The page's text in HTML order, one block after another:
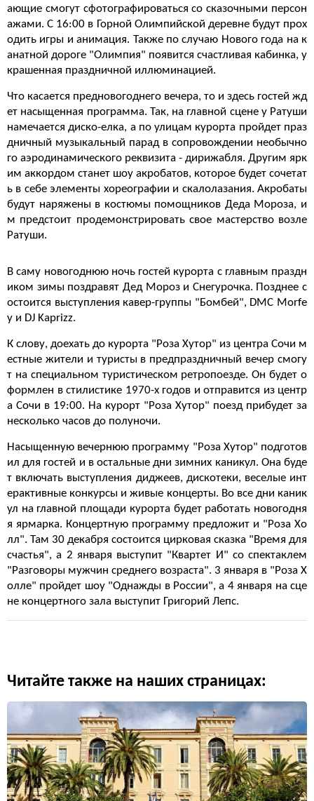
ающие смогут сфотографироваться со сказочными персон
ажами. С 16:00 в Горной Олимпийской деревне будут прох
одить игры и анимация. Также по случаю Нового года на к
анатной дороге "Олимпия" появится счастливая кабинка, у
крашенная праздничной иллюминацией.
Что касается предновогоднего вечера, то и здесь гостей жд
ет насыщенная программа. Так, на главной сцене у Ратуши
намечается диско-елка, а по улицам курорта пройдет праз
дничный музыкальный парад в сопровождении необычно
го аэродинамического реквизита - дирижабля. Другим ярк
им аккордом станет шоу акробатов, которое будет сочетат
ь в себе элементы хореографии и скалолазания. Акробаты
будут наряжены в костюмы помощников Деда Мороза, и
м предстоит продемонстрировать свое мастерство возле
Ратуши.
В саму новогоднюю ночь гостей курорта с главным праздн
иком зимы поздравят Дед Мороз и Снегурочка. Позднее с
остоится выступления кавер-группы "Бомбей", DMC Morfe
y и DJ Kaprizz.
К слову, доехать до курорта "Роза Хутор" из центра Сочи м
естные жители и туристы в предпраздничный вечер смогу
т на специальном туристическом ретропоезде. Он будет о
формлен в стилистике 1970-х годов и отправится из центр
а Сочи в 19:00. На курорт "Роза Хутор" поезд прибудет за
несколько часов до полуночи.
Насыщенную вечернюю программу "Роза Хутор" подготов
ил для гостей и в остальные дни зимних каникул. Она буде
т включать выступления диджеев, дискотеки, веселые инт
ерактивные конкурсы и живые концерты. Во все дни каник
ул на главной площади курорта будет работать новогодня
я ярмарка. Концертную программу предложит и "Роза Хо
лл". Там 30 декабря состоится цирковая сказка "Время для
счастья", а 2 января выступит "Квартет И" со спектаклем
"Разговоры мужчин среднего возраста". 3 января в "Роза Х
олле" пройдет шоу "Однажды в России", а 4 января на сце
не концертного зала выступит Григорий Лепс.
Читайте также на наших страницах: